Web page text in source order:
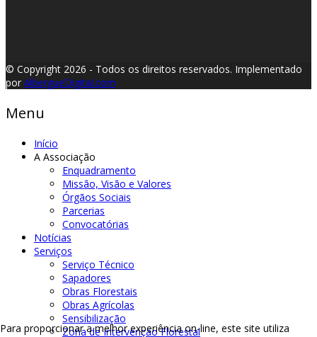
© Copyright 2026 - Todos os direitos reservados. Implementado
por AlbergueDigital.com
Menu
Início
A Associação
Enquadramento
Missão, Visão e Valores
Órgãos Sociais
Parcerias
Convocatórias
Notícias
Serviços
Serviço Técnico
Sapadores
Obras Florestais
Obras Agrícolas
Sensibilização
Zona de Intervenção Florestal
Para proporcionar a melhor experiência on-line, este site utiliza